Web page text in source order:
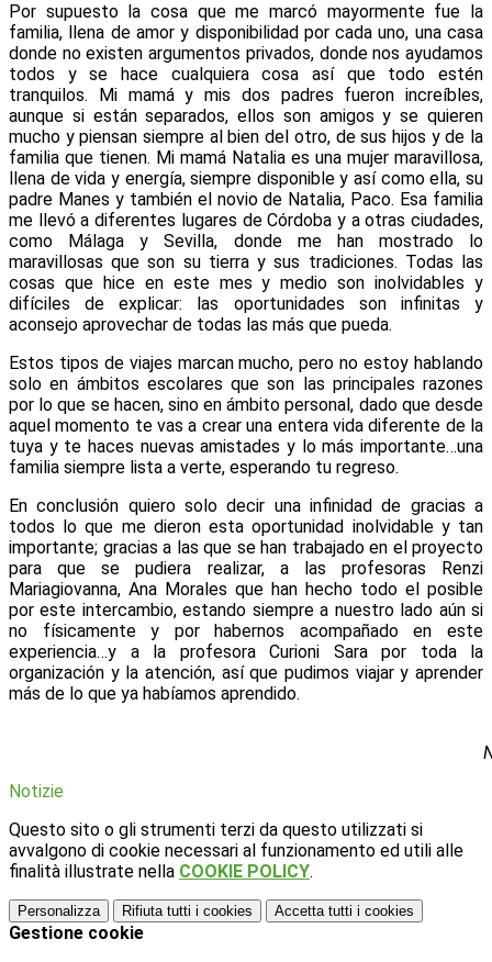
Por supuesto la cosa que me marcó mayormente fue la
familia, llena de amor y disponibilidad por cada uno, una casa
donde no existen argumentos privados, donde nos ayudamos
todos y se hace cualquiera cosa así que todo estén
tranquilos. Mi mamá y mis dos padres fueron increíbles,
aunque si están separados, ellos son amigos y se quieren
mucho y piensan siempre al bien del otro, de sus hijos y de la
familia que tienen. Mi mamá Natalia es una mujer maravillosa,
llena de vida y energía, siempre disponible y así como ella, su
padre Manes y también el novio de Natalia, Paco. Esa familia
me llevó a diferentes lugares de Córdoba y a otras ciudades,
como Málaga y Sevilla, donde me han mostrado lo
maravillosas que son su tierra y sus tradiciones. Todas las
cosas que hice en este mes y medio son inolvidables y
difíciles de explicar: las oportunidades son infinitas y
aconsejo aprovechar de todas las más que pueda.
Estos tipos de viajes marcan mucho, pero no estoy hablando
solo en ámbitos escolares que son las principales razones
por lo que se hacen, sino en ámbito personal, dado que desde
aquel momento te vas a crear una entera vida diferente de la
tuya y te haces nuevas amistades y lo más importante…una
familia siempre lista a verte, esperando tu regreso.
En conclusión quiero solo decir una infinidad de gracias a
todos lo que me dieron esta oportunidad inolvidable y tan
importante; gracias a las que se han trabajado en el proyecto
para que se pudiera realizar, a las profesoras Renzi
Mariagiovanna, Ana Morales que han hecho todo el posible
por este intercambio, estando siempre a nuestro lado aún si
no físicamente y por habernos acompañado en este
experiencia…y a la profesora Curioni Sara por toda la
organización y la atención, así que pudimos viajar y aprender
más de lo que ya habíamos aprendido.
Notizie
Questo sito o gli strumenti terzi da questo utilizzati si
avvalgono di cookie necessari al funzionamento ed utili alle
finalità illustrate nella COOKIE POLICY.
Personalizza Rifiuta tutti i cookies Accetta tutti i cookies
Gestione cookie